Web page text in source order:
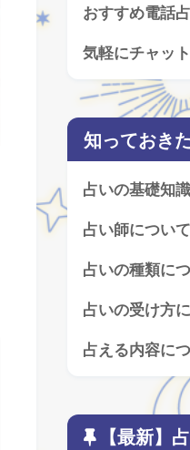
おすすめ電話
気軽にチャッ
知っておき
占いの基礎知識
占い師について
占いの種類に
占いの受け方
占える内容に
【最新】